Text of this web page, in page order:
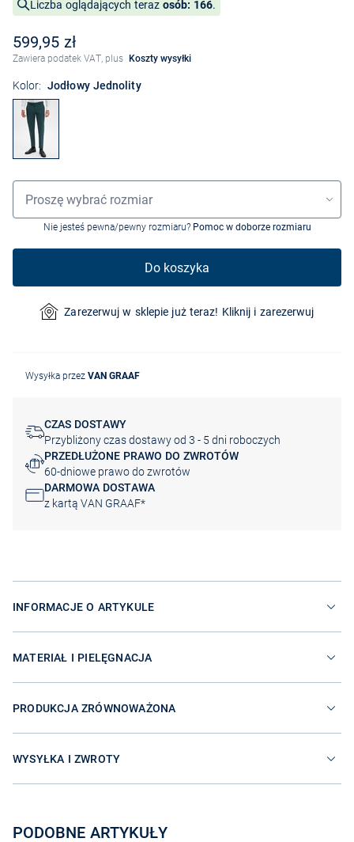
Liczba oglądających teraz osób: 166.
599,95 zł
Zawiera podatek VAT, plus Koszty wysyłki
Kolor: Jodłowy Jednolity
Wybór rozmiaru
Proszę wybrać rozmiar
Nie jesteś pewna/pewny rozmiaru? Pomoc w doborze rozmiaru
Do koszyka
Zarezerwuj w sklepie już teraz! Kliknij i zarezerwuj
Wysyłka przez VAN GRAAF
CZAS DOSTAWY
Przybliżony czas dostawy od 3 - 5 dni roboczych
PRZEDŁUŻONE PRAWO DO ZWROTÓW
60-dniowe prawo do zwrotów
DARMOWA DOSTAWA
z kartą VAN GRAAF*
INFORMACJE O ARTYKULE
MATERIAŁ I PIELĘGNACJA
PRODUKCJA ZRÓWNOWAŻONA
WYSYŁKA I ZWROTY
PODOBNE ARTYKUŁY